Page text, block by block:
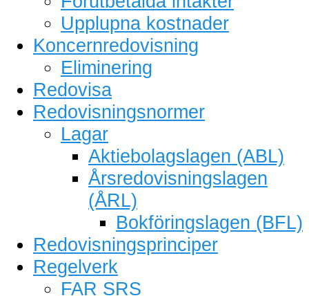
Upplupna kostnader
Koncernredovisning
Eliminering
Redovisa
Redovisningsnormer
Lagar
Aktiebolagslagen (ABL)
Årsredovisningslagen
(ÅRL)
Bokföringslagen (BFL)
Redovisningsprinciper
Regelverk
FAR SRS